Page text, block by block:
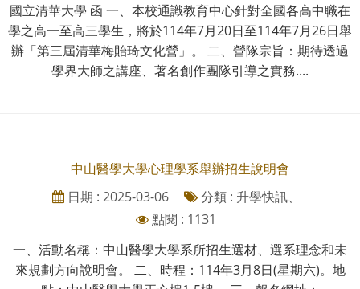
國立清華大學 函 一、本校通識教育中心針對全國各高中職在
學之高一至高三學生，將於114年7月20日至114年7月26日舉
辦「第三屆清華梅貽琦文化營」。 二、營隊宗旨：期待透過
學界大師之講座、著名創作團隊引導之實務....
中山醫學大學心理學系舉辦招生說明會
日期 : 2025-03-06
分類 : 升學快訊、
點閱 : 1131
一、活動名稱：中山醫學大學系所招生選材、選系理念和未
來規劃方向說明會。 二、時程：114年3月8日(星期六)。地